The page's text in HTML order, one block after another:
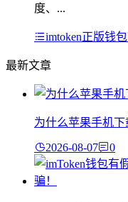
度、...
imtoken正版钱
最新文章
为什么苹果手机
2026-08-07 0